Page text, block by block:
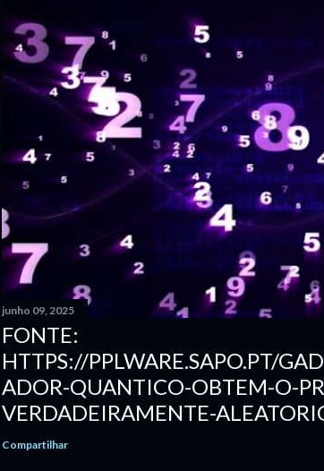
junho 09, 2025
FONTE:
HTTPS://PPLWARE.SAPO.PT/
ADOR-QUANTICO-OBTEM-O-
VERDADEIRAMENTE-
Compartilhar